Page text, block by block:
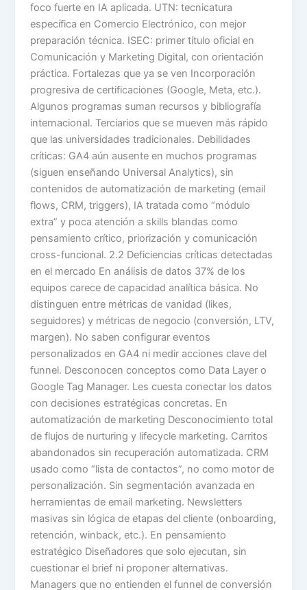
foco fuerte en IA aplicada. UTN: tecnicatura
específica en Comercio Electrónico, con mejor
preparación técnica. ISEC: primer título oficial en
Comunicación y Marketing Digital, con orientación
práctica. Fortalezas que ya se ven Incorporación
progresiva de certificaciones (Google, Meta, etc.).
Algunos programas suman recursos y bibliografía
internacional. Terciarios que se mueven más rápido
que las universidades tradicionales. Debilidades
críticas: GA4 aún ausente en muchos programas
(siguen enseñando Universal Analytics), sin
contenidos de automatización de marketing (email
flows, CRM, triggers), IA tratada como “módulo
extra” y poca atención a skills blandas como
pensamiento crítico, priorización y comunicación
cross-funcional. 2.2 Deficiencias críticas detectadas
en el mercado En análisis de datos 37% de los
equipos carece de capacidad analítica básica. No
distinguen entre métricas de vanidad (likes,
seguidores) y métricas de negocio (conversión, LTV,
margen). No saben configurar eventos
personalizados en GA4 ni medir acciones clave del
funnel. Desconocen conceptos como Data Layer o
Google Tag Manager. Les cuesta conectar los datos
con decisiones estratégicas concretas. En
automatización de marketing Desconocimiento total
de flujos de nurturing y lifecycle marketing. Carritos
abandonados sin recuperación automatizada. CRM
usado como “lista de contactos”, no como motor de
personalización. Sin segmentación avanzada en
herramientas de email marketing. Newsletters
masivas sin lógica de etapas del cliente (onboarding,
retención, winback, etc.). En pensamiento
estratégico Diseñadores que solo ejecutan, sin
cuestionar el brief ni proponer alternativas.
Managers que no entienden el funnel de conversión